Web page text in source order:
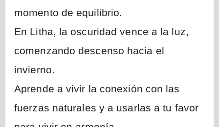
momento de equilibrio.
En Litha, la oscuridad vence a la luz,
comenzando descenso hacia el
invierno.
Aprende a vivir la conexión con las
fuerzas naturales y a usarlas a tu favor